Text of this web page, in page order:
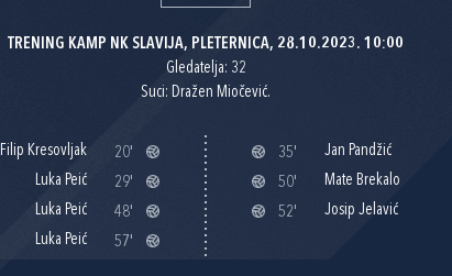
TRENING KAMP NK SLAVIJA, PLETERNICA, 28.10.2023. 10:00
Gledatelja: 32
Suci: Dražen Miočević.
Filip Kresovljak
20'
Luka Peić
29'
Luka Peić
48'
Luka Peić
57'
35'
Jan Pandžić
50'
Mate Brekalo
52'
Josip Jelavić